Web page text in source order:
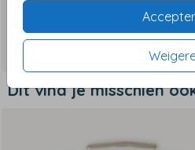
Dit vind je misschien